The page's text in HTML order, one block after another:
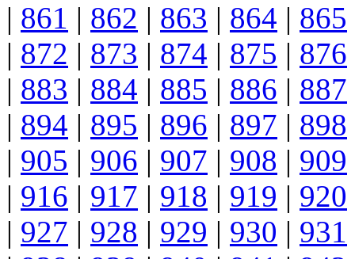
| 861 | 862 | 863 | 864 | 865
| 872 | 873 | 874 | 875 | 876
| 883 | 884 | 885 | 886 | 887
| 894 | 895 | 896 | 897 | 898
| 905 | 906 | 907 | 908 | 909
| 916 | 917 | 918 | 919 | 920
| 927 | 928 | 929 | 930 | 931